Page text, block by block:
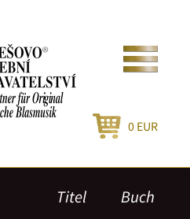
0 EUR
Titel Buch